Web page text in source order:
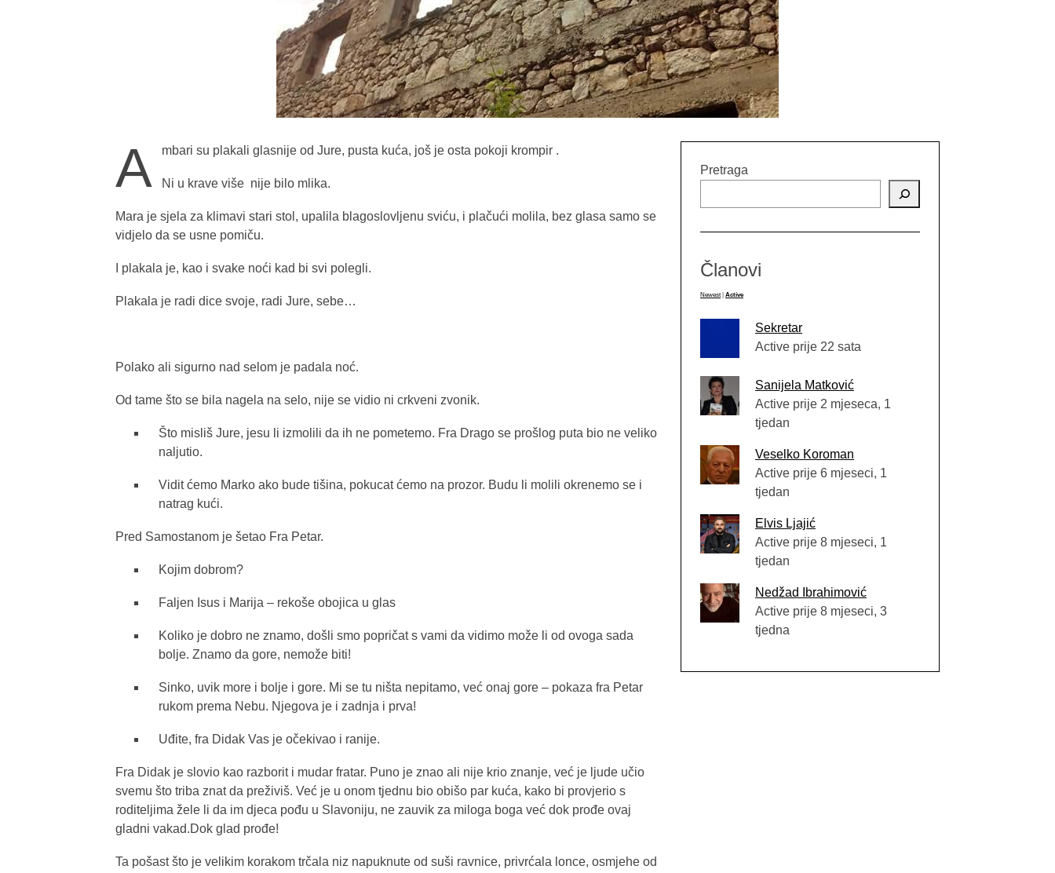
A mbari su plakali glasnije od Jure, pusta kuća, još je osta pokoji krompir .
Ni u krave više nije bilo mlika.
Mara je sjela za klimavi stari stol, upalila blagoslovljenu sviću, i plačući molila, bez glasa samo se
vidjelo da se usne pomiču.
I plakala je, kao i svake noći kad bi svi polegli.
Plakala je radi dice svoje, radi Jure, sebe…
Polako ali sigurno nad selom je padala noć.
Od tame što se bila nagela na selo, nije se vidio ni crkveni zvonik.
Što misliš Jure, jesu li izmolili da ih ne pometemo. Fra Drago se prošlog puta bio ne veliko
naljutio.
Vidit ćemo Marko ako bude tišina, pokucat ćemo na prozor. Budu li molili okrenemo se i
natrag kući.
Pred Samostanom je šetao Fra Petar.
Kojim dobrom?
Faljen Isus i Marija – rekoše obojica u glas
Koliko je dobro ne znamo, došli smo popričat s vami da vidimo može li od ovoga sada
bolje. Znamo da gore, nemože biti!
Sinko, uvik more i bolje i gore. Mi se tu ništa nepitamo, već onaj gore – pokaza fra Petar
rukom prema Nebu. Njegova je i zadnja i prva!
Uđite, fra Didak Vas je očekivao i ranije.
Fra Didak je slovio kao razborit i mudar fratar. Puno je znao ali nije krio znanje, već je ljude učio
svemu što triba znat da preživiš. Već je u onom tjednu bio obišo par kuća, kako bi provjerio s
roditeljima žele li da im djeca pođu u Slavoniju, ne zauvik za miloga boga već dok prođe ovaj
gladni vakad.Dok glad prođe!
Ta pošast što je velikim korakom trčala niz napuknute od suši ravnice, privrćala lonce, osmjehe od
Pretraga
Članovi
Newest Active
Sekretar
Active prije 22 sata
Sanijela Matković
Active prije 2 mjeseca, 1
tjedan
Veselko Koroman
Active prije 6 mjeseci, 1
tjedan
Elvis Ljajić
Active prije 8 mjeseci, 1
tjedan
Nedžad Ibrahimović
Active prije 8 mjeseci, 3
tjedna